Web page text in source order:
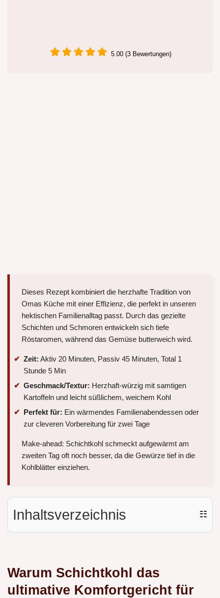
5.00 (3 Bewertungen)
Dieses Rezept kombiniert die herzhafte Tradition von
Omas Küche mit einer Effizienz, die perfekt in unseren
hektischen Familienalltag passt. Durch das gezielte
Schichten und Schmoren entwickeln sich tiefe
Röstaromen, während das Gemüse butterweich wird.
Zeit: Aktiv 20 Minuten, Passiv 45 Minuten, Total 1
Stunde 5 Min
Geschmack/Textur: Herzhaft-würzig mit samtigen
Kartoffeln und leicht süßlichem, weichem Kohl
Perfekt für: Ein wärmendes Familienabendessen oder
zur cleveren Vorbereitung für zwei Tage
Make-ahead: Schichtkohl schmeckt aufgewärmt am
zweiten Tag oft noch besser, da die Gewürze tief in die
Kohlblätter einziehen.
Inhaltsverzeichnis ☷
Warum Schichtkohl das
ultimative Komfortgericht für